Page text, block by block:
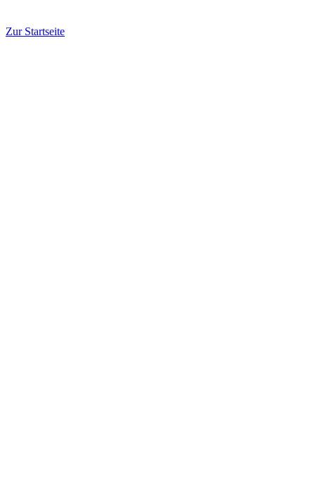
Zur Startseite